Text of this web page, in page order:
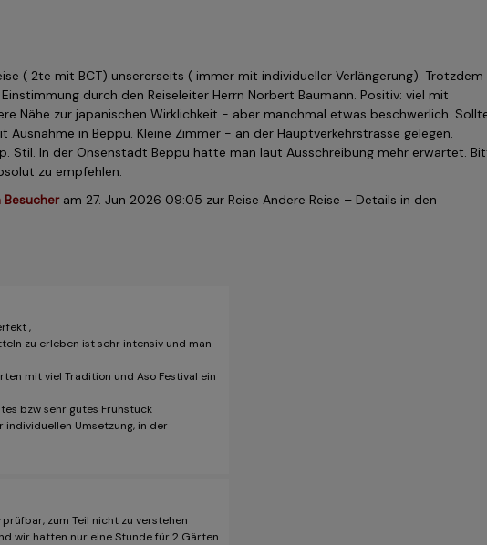
( 2te mit BCT) unsererseits ( immer mit individueller Verlängerung). Trotzdem
durch den Reiseleiter Herrn Norbert Baumann. Positiv: viel mit
Nähe zur japanischen Wirklichkeit - aber manchmal etwas beschwerlich.
in Beppu. Kleine Zimmer - an der Hauptverkehrstrasse gelegen.
Stil. In der Onsenstadt Beppu hätte man laut Ausschreibung mehr erwartet.
zu empfehlen.
am 27. Jun 2026 09:05 zur Reise Andere Reise – Details in den
,
zu erleben ist sehr intensiv und man
mit viel Tradition und Aso Festival ein
bzw sehr gutes Frühstück
individuellen Umsetzung, in der
zum Teil nicht zu verstehen
wir hatten nur eine Stunde für 2 Gärten